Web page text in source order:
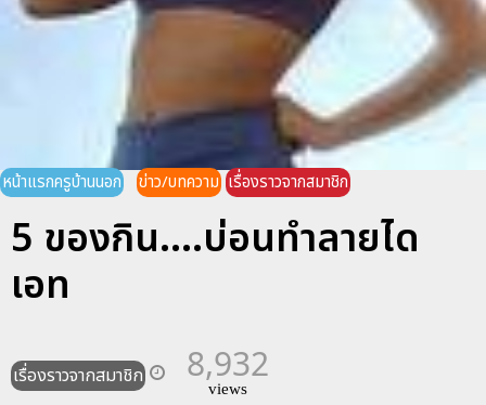
หน้าแรกครูบ้านนอก ข่าว/บทความ เรื่องราวจากสมาชิก
5 ของกิน....บ่อนทำลายได
เอท
เรื่องราวจากสมาชิก 8,932
views